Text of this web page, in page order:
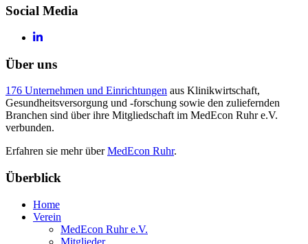
Social Media
Über uns
176 Unternehmen und Einrichtungen aus Klinikwirtschaft,
Gesundheitsversorgung und -forschung sowie den zuliefernden
Branchen sind über ihre Mitgliedschaft im MedEcon Ruhr e.V.
verbunden.
Erfahren sie mehr überMedEcon Ruhr.
Überblick
Home
Verein
MedEcon Ruhr e.V.
Mitglieder